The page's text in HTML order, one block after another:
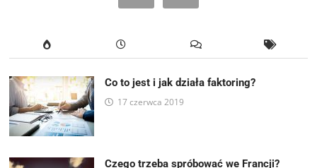
Co to jest i jak działa faktoring?
17 czerwca 2019
Czego trzeba spróbować we Francji?